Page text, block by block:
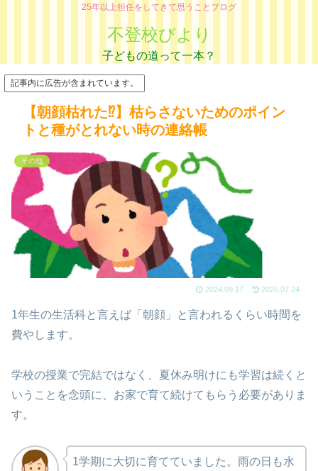
25年以上担任をしてきて思うことブログ
不登校びより
記事内に広告が含まれています。
【朝顔枯れた⁉】枯らさないためのポイン
トと種がとれない時の連絡帳
その他
2024.09.17 2026.07.24
1年生の生活科と言えば「朝顔」と言われるくらい時間を
費やします。
学校の授業で完結ではなく、夏休み明けにも学習は続くと
いうことを念頭に、お家で育て続けてもらう必要がありま
す。
1学期に大切に育てていました。雨の日も水